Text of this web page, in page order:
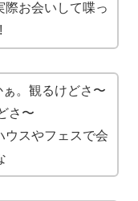
際お会いして喋っ
。観るけどさ〜
さ〜
ウスやフェスで会